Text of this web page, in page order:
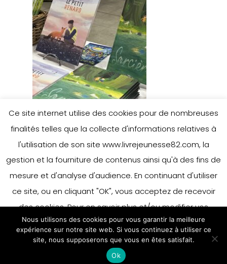
Ce site internet utilise des cookies pour de nombreuses
finalités telles que la collecte d'informations relatives à
l'utilisation de son site www.livrejeunesse82.com, la
gestion et la fourniture de contenus ainsi qu'à des fins de
mesure et d'analyse d'audience. En continuant d'utiliser
ce site, ou en cliquant "OK", vous acceptez de recevoir
des cookies. Pour en savoir plus et/ou modifier vos
préférences en matière de cookies, merci de vous référer
à notre politique sur les cookies.
Accepter
En savoir plus
Nous utilisons des cookies pour vous garantir la meilleure
expérience sur notre site web. Si vous continuez à utiliser ce
site, nous supposerons que vous en êtes satisfait.
Ok